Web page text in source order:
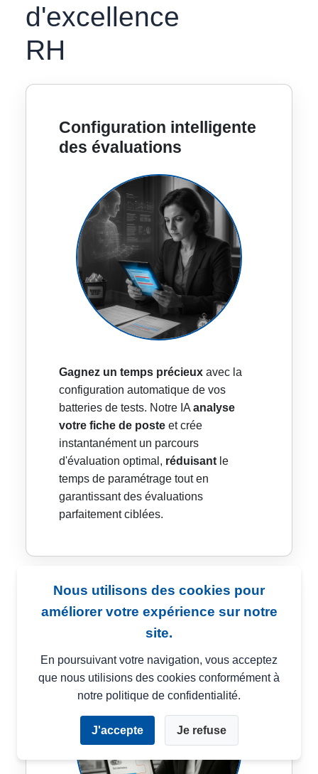
Nous utilisons des cookies pour
améliorer votre expérience sur notre
site.
En poursuivant votre navigation, vous acceptez
que nous utilisions des cookies conformément à
notre politique de confidentialité.
J'accepte Je refuse
d'excellence
RH
Configuration intelligente
des évaluations
Gagnez un temps précieux avec la
configuration automatique de vos
batteries de tests. Notre IA analyse
votre fiche de poste et crée
instantanément un parcours
d'évaluation optimal, réduisant le
temps de paramétrage tout en
garantissant des évaluations
parfaitement ciblées.
Vérification automatisée
des références